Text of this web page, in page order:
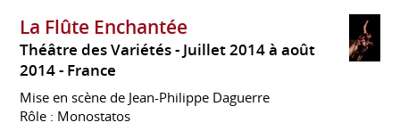
La Flûte Enchantée
Théâtre des Variétés
Juillet 2014 à août
2014 France
Mise en scène de Jean-Philippe Daguerre
Rôle : Monostatos